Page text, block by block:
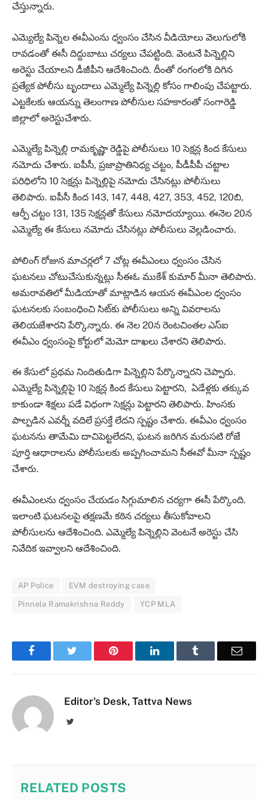
చేస్తున్నారు.
ఎమ్యెల్యే పిన్నెల ఈవీఎంను ధ్వంసం చేసిన వీడియోలు వెలుగులోకి
రావడంతో ఈసీ దిద్దుబాటు చర్యలు చేపట్టింది. వెంటనే పిన్నెల్లిని
అరెస్టు చేయాలని డీజీపీని ఆదేశించింది. దీంతో రంగంలోకి దిగిన
ప్రత్యేక పోలీసు బృందాలు ఎమ్మెల్యే పిన్నెల్లి కోసం గాలింపు చేపట్టారు.
ఎట్టకేలకు ఆయన్ను తెలంగాణ పోలీసుల సహకారంతో సంగారెడ్డి
జిల్లాలో అరెస్టుచేశారు.
ఎమ్మెల్యే పిన్నెల్లి రామకృష్ణా రెడ్డిపై పోలీసులు 10 సెక్షన్ల కింద కేసులు
నమోదు చేశారు. ఐపీసీ, ప్రజాప్రాతినిధ్య చట్టం, పీడీపీపీ చట్టాల
పరిధిలోని 10 సెక్షన్లు పిన్నెల్లిపై నమోదు చేసినట్లు పోలీసులు
తెలిపారు. ఐపీసీ కింద 143, 147, 448, 427, 353, 452, 120బి,
ఆర్పీ చట్టం 131, 135 సెక్షన్లతో కేసులు నమోదయ్యాయి. ఈనెల 20న
ఎమ్మెల్యే ఈ కేసులు నమోదు చేసినట్లు పోలీసులు వెల్లడించారు.
పోలింగ్‌ రోజున మాచర్లలో 7 చోట్ల ఈవీఎంలు ధ్వంసం చేసిన
ఘటనలు చోటుచేసుకున్నట్లు సీఈఓ ముకేశ్ కుమార్ మీనా తెలిపారు.
అమరావతిలో మీడియాతో మాట్లాడిన ఆయన ఈవీఎంల ధ్వంసం
ఘటనలకు సంబంధించి సిట్‌కు పోలీసులు అన్ని వివరాలను
తెలియజేశారని పేర్కొన్నారు. ఈ నెల 20న రెంటచింతల ఎస్‌ఐ
ఈవీఎం ధ్వంసంపై కోర్టులో మెమో దాఖలు చేశారని తెలిపారు.
ఈ కేసులో ప్రథమ నిందితుడిగా పిన్నెల్లిని పేర్కొన్నారని చెప్పారు.
ఎమ్మెల్యే పిన్నెల్లిపై 10 సెక్షన్ల కింద కేసులు పెట్టారని, ఏడేళ్లకు తక్కువ
కాకుండా శిక్షలు పడే విధంగా సెక్షన్లు పెట్టారని తెలిపారు. హింసకు
పాల్పడిన ఎవర్నీ వదిలే ప్రసక్తే లేదని స్పష్టం చేశారు. ఈవీఎం ధ్వంసం
ఘటనను తామేమి దాచిపెట్టలేదని, ఘటన జరిగిన మరుసటి రోజే
పూర్తి ఆధారాలను పోలీసులకు అప్పగించామని సీఈవో మీనా స్పష్టం
చేశారు.
ఈవీఎంలను ధ్వంసం చేయడం సిగ్గుమాలిన చర్యగా ఈసీ పేర్కొంది.
ఇలాంటి ఘటనలపై తక్షణమే కఠిన చర్యలు తీసుకోవాలని
పోలీసులను ఆదేశించింది. ఎమ్మెల్యే పిన్నెల్లిని వెంటనే అరెస్టు చేసి
నివేదిక ఇవ్వాలని ఆదేశించింది.
AP Police EVM destroying case
Pinnela Ramakrishna Reddy YCP MLA
Facebook Pinterest LinkedIn Email
Editor's Desk, Tattva News
Twitter
RELATED POSTS